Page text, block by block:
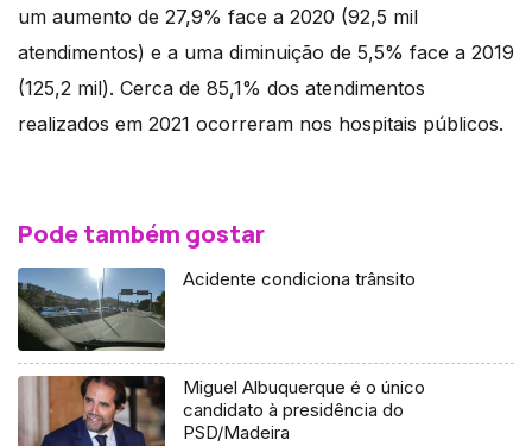
um aumento de 27,9% face a 2020 (92,5 mil
atendimentos) e a uma diminuição de 5,5% face a 2019
(125,2 mil). Cerca de 85,1% dos atendimentos
realizados em 2021 ocorreram nos hospitais públicos.
Pode também gostar
Acidente condiciona trânsito
Miguel Albuquerque é o único
candidato à presidência do
PSD/Madeira